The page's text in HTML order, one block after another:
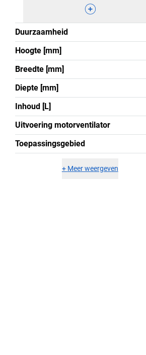
Duurzaamheid
Hoogte [mm]
Breedte [mm]
Diepte [mm]
Inhoud [L]
Uitvoering motorventilator
Toepassingsgebied
+ Meer weergeven